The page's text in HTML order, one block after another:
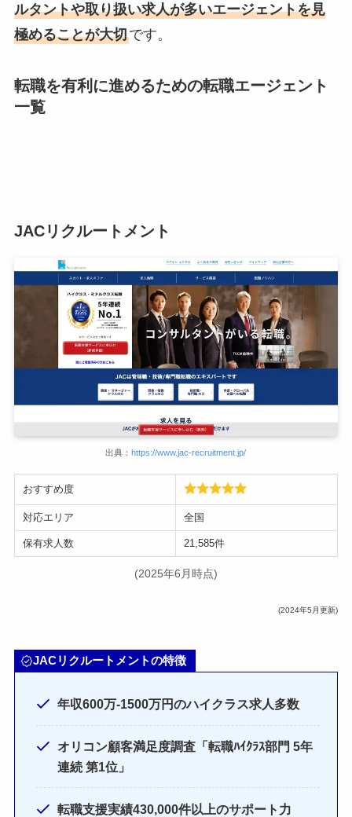
ルタントや取り扱い求人が多いエージェントを見
極めることが大切です。
転職を有利に進めるための転職エージェント
一覧
JACリクルートメント
出典： https://www.jac-recruitment.jp/
おすすめ度
対応エリア 全国
保有求人数 21,585件
(2025年6月時点)
(2024年5月更新)
JACリクルートメントの特徴
年収600万-1500万円のハイクラス求人多数
オリコン顧客満足度調査「転職ﾊｲｸﾗｽ部門 5年
連続 第1位」
転職支援実績430,000件以上のサポート力